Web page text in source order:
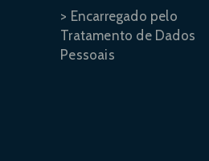
> Encarregado pelo
Tratamento de Dados
Pessoais